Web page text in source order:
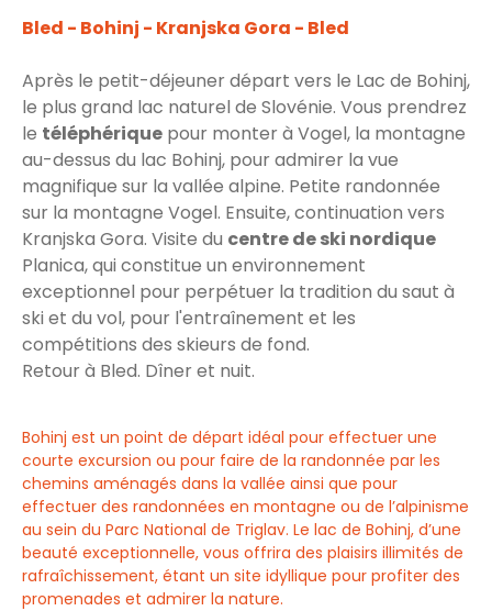
Bled - Bohinj - Kranjska Gora - Bled
Après le petit-déjeuner départ vers le Lac de Bohinj,
le plus grand lac naturel de Slovénie. Vous prendrez
le téléphérique pour monter à Vogel, la montagne
au-dessus du lac Bohinj, pour admirer la vue
magnifique sur la vallée alpine. Petite randonnée
sur la montagne Vogel. Ensuite, continuation vers
Kranjska Gora. Visite du centre de ski nordique
Planica, qui constitue un environnement
exceptionnel pour perpétuer la tradition du saut à
ski et du vol, pour l'entraînement et les
compétitions des skieurs de fond.
Retour à Bled. Dîner et nuit.
Bohinj est un point de départ idéal pour effectuer une
courte excursion ou pour faire de la randonnée par les
chemins aménagés dans la vallée ainsi que pour
effectuer des randonnées en montagne ou de l’alpinisme
au sein du Parc National de Triglav. Le lac de Bohinj, d’une
beauté exceptionnelle, vous offrira des plaisirs illimités de
rafraîchissement, étant un site idyllique pour profiter des
promenades et admirer la nature.